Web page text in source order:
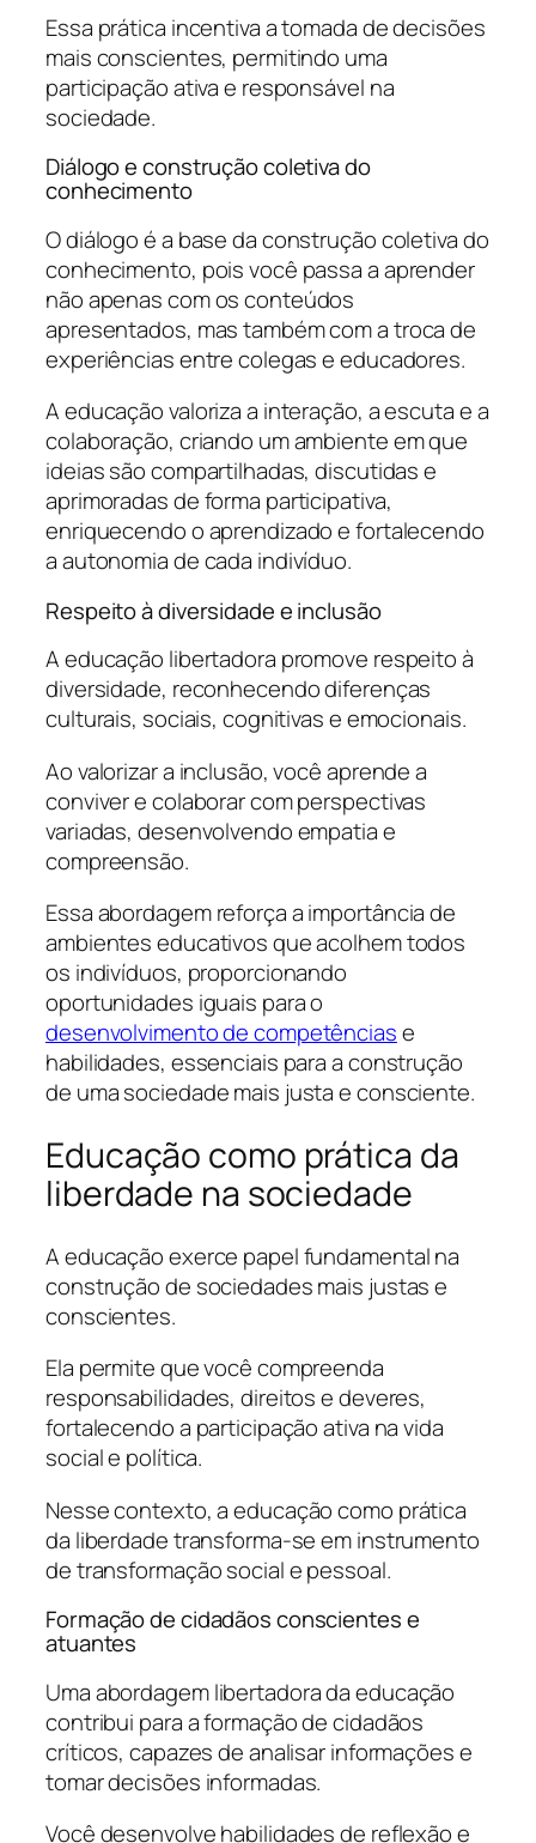
Essa prática incentiva a tomada de decisões
mais conscientes, permitindo uma
participação ativa e responsável na
sociedade.
Diálogo e construção coletiva do
conhecimento
O diálogo é a base da construção coletiva do
conhecimento, pois você passa a aprender
não apenas com os conteúdos
apresentados, mas também com a troca de
experiências entre colegas e educadores.
A educação valoriza a interação, a escuta e a
colaboração, criando um ambiente em que
ideias são compartilhadas, discutidas e
aprimoradas de forma participativa,
enriquecendo o aprendizado e fortalecendo
a autonomia de cada indivíduo.
Respeito à diversidade e inclusão
A educação libertadora promove respeito à
diversidade, reconhecendo diferenças
culturais, sociais, cognitivas e emocionais.
Ao valorizar a inclusão, você aprende a
conviver e colaborar com perspectivas
variadas, desenvolvendo empatia e
compreensão.
Essa abordagem reforça a importância de
ambientes educativos que acolhem todos
os indivíduos, proporcionando
oportunidades iguais para o
desenvolvimento de competênciase
habilidades, essenciais para a construção
de uma sociedade mais justa e consciente.
Educação como prática da
liberdade na sociedade
A educação exerce papel fundamental na
construção de sociedades mais justas e
conscientes.
Ela permite que você compreenda
responsabilidades, direitos e deveres,
fortalecendo a participação ativa na vida
social e política.
Nesse contexto, a educação como prática
da liberdade transforma-se em instrumento
de transformação social e pessoal.
Formação de cidadãos conscientes e
atuantes
Uma abordagem libertadora da educação
contribui para a formação de cidadãos
críticos, capazes de analisar informações e
tomar decisões informadas.
Você desenvolve habilidades de reflexão e